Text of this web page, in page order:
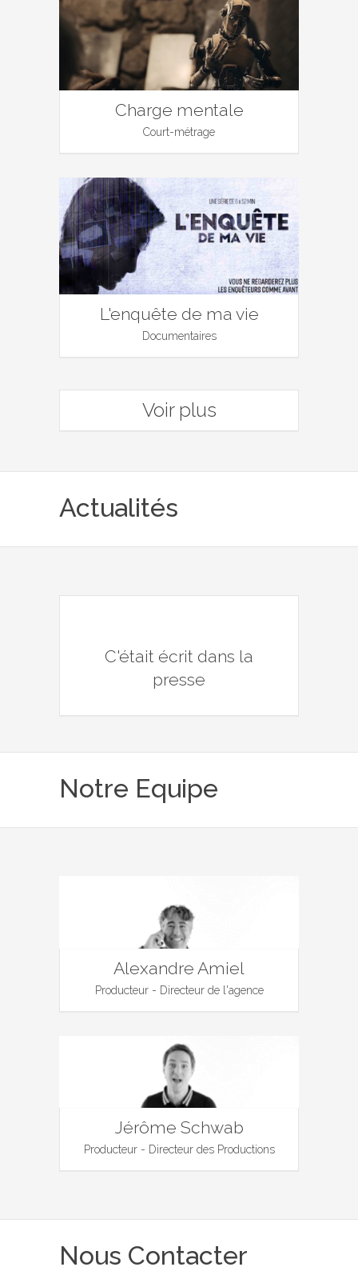
Charge mentale
Court-métrage
L'enquête de ma vie
Documentaires
Voir plus
Actualités
C'était écrit dans la
presse
Notre Equipe
Alexandre Amiel
Producteur - Directeur de l'agence
Jérôme Schwab
Producteur - Directeur des Productions
Nous Contacter